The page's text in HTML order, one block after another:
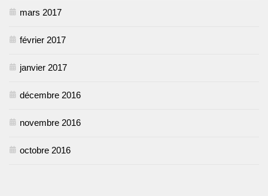
mars 2017
février 2017
janvier 2017
décembre 2016
novembre 2016
octobre 2016